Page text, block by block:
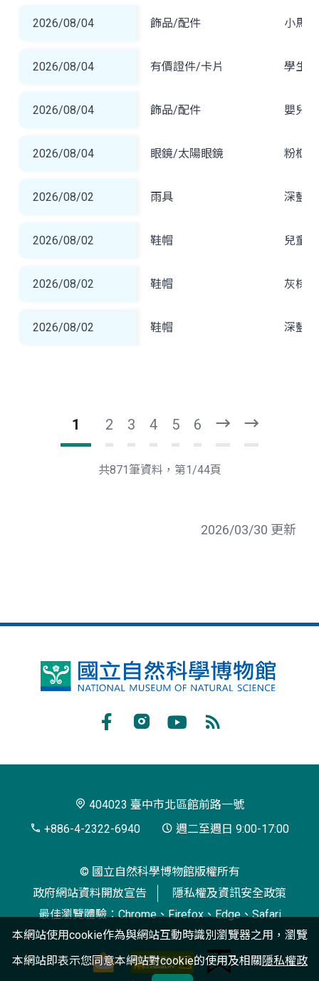
2026/08/04 飾品/配件 小馬
2026/08/04 有價證件/卡片 學生證
2026/08/04 飾品/配件 嬰兒
2026/08/04 眼鏡/太陽眼鏡 粉框
2026/08/02 雨具 深藍
2026/08/02 鞋帽 兒童
2026/08/02 鞋帽 灰棕
2026/08/02 鞋帽 深藍
1 2 3 4 5 6
下
一
最
共871筆資料，第1/44頁
2026/03/30 更新
國
博
閱
404023 臺中市北區館前路一號
+886-4-2322-6940
週二至週日 9:00-17:00
© 國立自然科學博物館版權所有
政府網站資料開放宣告
隱私權及資訊安全政策
最佳瀏覽體驗：Chrome、Firefox、Edge、Safari
本網站使用cookie作為與網站互動時識別瀏覽器之用，瀏覽
本網站即表示您同意本網站對cookie的使用及相關隱私權政